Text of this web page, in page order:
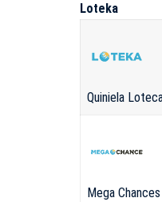
Loteka
Quiniela
Mega Chances